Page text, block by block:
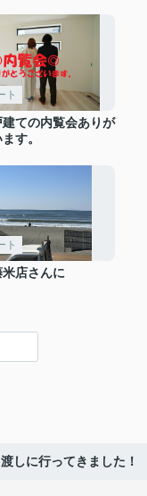
ト
ての内覧会ありが
す。
ト
店さんに
しに行ってきました！